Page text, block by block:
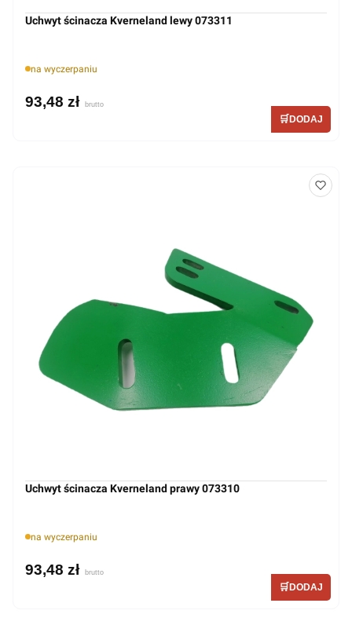
Uchwyt ścinacza Kverneland lewy 073311
na wyczerpaniu
93,48 zł
Uchwyt ścinacza Kverneland prawy 073310
na wyczerpaniu
93,48 zł